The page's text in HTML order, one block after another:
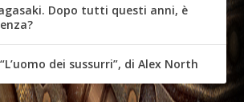
Dopo tutti questi anni, è
dei sussurri”, di Alex North